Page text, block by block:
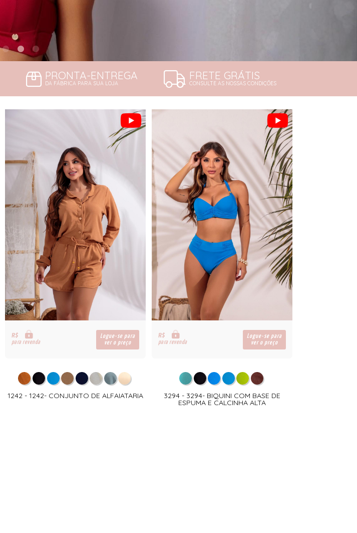
PRONTA-ENTREGA
DA FÁBRICA PARA SUA LOJA
FRETE GRÁTIS
CONSULTE AS NOSSAS CONDIÇÕES
R$
para revenda
Logue-se para
ver o preço
1242 - 1242- CONJUNTO DE ALFAIATARIA
R$
para revenda
Logue-se para
ver o preço
3294 - 3294- BIQUINI COM BASE DE
ESPUMA E CALCINHA ALTA